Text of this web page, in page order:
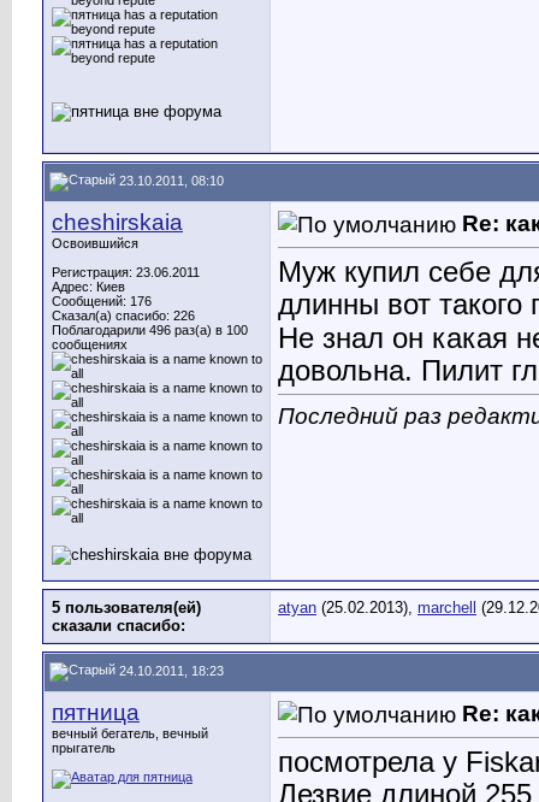
23.10.2011, 08:10
cheshirskaia
Освоившийся
Регистрация: 23.06.2011
Адрес: Киев
Сообщений: 176
Сказал(а) спасибо: 226
Поблагодарили 496 раз(а) в 100
сообщениях
Re:
Муж купил себе
длинны вот такого
Не знал он какая
довольна. Пилит
Последний раз
5 пользователя(ей)
сказали cпасибо:
atyan (25.02.2013), marchell
24.10.2011, 18:23
пятница
вечный бегатель, вечный
прыгатель
Re:
посмотрела у
Лезвие длиной